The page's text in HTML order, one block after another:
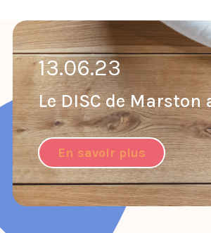
13.06.23
Le DISC de Marston
En savoir plus